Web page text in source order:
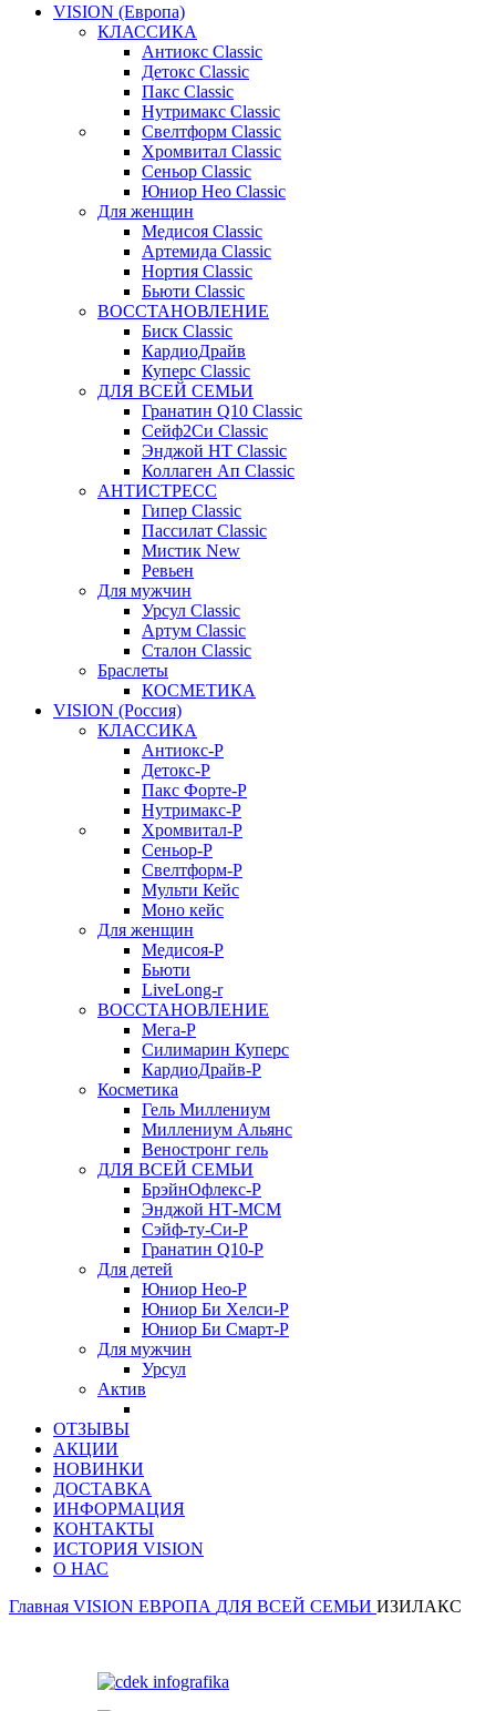
VISION (Европа)
КЛАССИКА
Антиокс Classic
Детокс Classic
Пакс Classic
Нутримакс Classic
Свелтформ Classic
Хромвитал Classic
Сеньор Classic
Юниор Нео Classic
Для женщин
Медисоя Classic
Артемида Classic
Нортия Classic
Бьюти Classic
ВОССТАНОВЛЕНИЕ
Биск Classic
КардиоДрайв
Куперс Classic
ДЛЯ ВСЕЙ СЕМЬИ
Гранатин Q10 Classic
Сейф2Си Classic
Энджой НТ Classic
Коллаген Ап Classic
АНТИСТРЕСС
Гипер Classic
Пассилат Classic
Мистик New
Ревьен
Для мужчин
Урсул Classic
Артум Classic
Сталон Classic
Браслеты
КОСМЕТИКА
VISION (Россия)
КЛАССИКА
Антиокс-Р
Детокс-Р
Пакс Форте-Р
Нутримакс-Р
Хромвитал-Р
Сеньор-Р
Свелтформ-Р
Мульти Кейс
Моно кейс
Для женщин
Медисоя-Р
Бьюти
LiveLong-r
ВОССТАНОВЛЕНИЕ
Мега-Р
Силимарин Куперс
КардиоДрайв-Р
Косметика
Гель Миллениум
Миллениум Альянс
Веностронг гель
ДЛЯ ВСЕЙ СЕМЬИ
БрэйнОфлекс-Р
Энджой НТ-МСМ
Сэйф-ту-Си-Р
Гранатин Q10-Р
Для детей
Юниор Нео-Р
Юниор Би Хелси-Р
Юниор Би Смарт-Р
Для мужчин
Урсул
Актив
ОТЗЫВЫ
АКЦИИ
НОВИНКИ
ДОСТАВКА
ИНФОРМАЦИЯ
КОНТАКТЫ
ИСТОРИЯ VISION
О НАС
Главная VISION ЕВРОПА ДЛЯ ВСЕЙ СЕМЬИ ИЗИЛАКС